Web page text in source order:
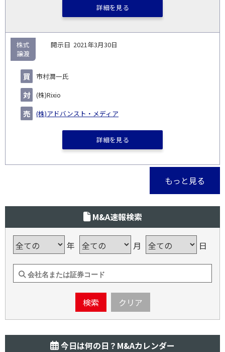
詳細を見る
2021年3月30日
市村潤一氏
(株)Rixio
(株)アドバンスト・メディア
株式
譲渡
詳細を見る
もっと見る
M&A速報検索
年 月 日
検索 クリア
今日は何の日？M&Aカレンダー